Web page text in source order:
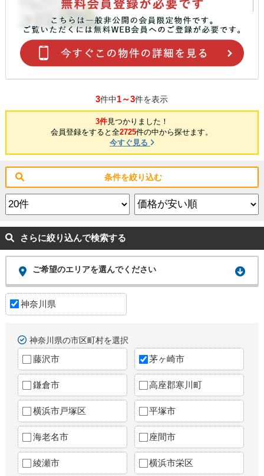
3件中1～3件を表示
3件見つかりました！
会員登録をすると全2725件の中から探せます。
今すぐ見る
条件を絞り込む
さらに絞り込んで検索する
ご希望のエリアを選んでください
神奈川県
神奈川県の市区町村を選択
藤沢市 茅ヶ崎市
鎌倉市 高座郡寒川町
横浜市戸塚区 平塚市
海老名市 座間市
綾瀬市 横浜市栄区